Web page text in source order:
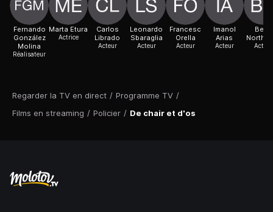
Regarder la TV en direct / Programme TV /
Films en streaming / Policier / De chair et d'os
Fernando
González
Molina
Réalisateur
Marta Etura
Actrice
Carlos
Librado
Acteur
Leonardo
Sbaraglia
Acteur
Francesc
Orella
Acteur
Imanol
Arias
Acteur
Benn
Acteur